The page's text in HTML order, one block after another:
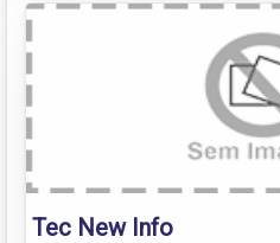
Tec New Info